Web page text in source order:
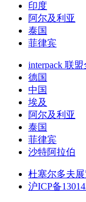
印度
阿尔及利亚
泰国
菲律宾
interpack 联
德国
中国
埃及
阿尔及利亚
泰国
菲律宾
沙特阿拉伯
杜塞尔多夫
沪ICP备